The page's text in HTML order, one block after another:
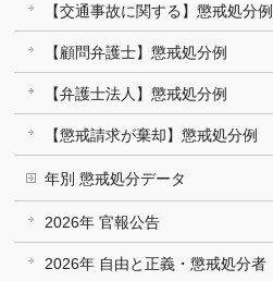
【交通事故に関する】懲戒処分例
【顧問弁護士】懲戒処分例
【弁護士法人】懲戒処分例
【懲戒請求が棄却】懲戒処分例
年別 懲戒処分データ
2026年 官報公告
2026年 自由と正義・懲戒処分者